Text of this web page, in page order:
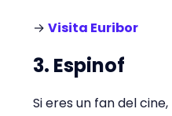
→ Visita Euribor
3. Espinof
Si eres un fan del